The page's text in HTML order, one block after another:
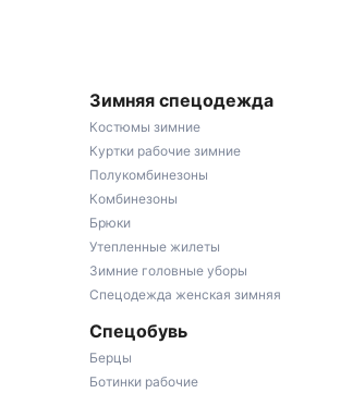
Зимняя спецодежда
Костюмы зимние
Куртки рабочие зимние
Полукомбинезоны
Комбинезоны
Брюки
Утепленные жилеты
Зимние головные уборы
Спецодежда женская зимняя
Спецобувь
Берцы
Ботинки рабочие